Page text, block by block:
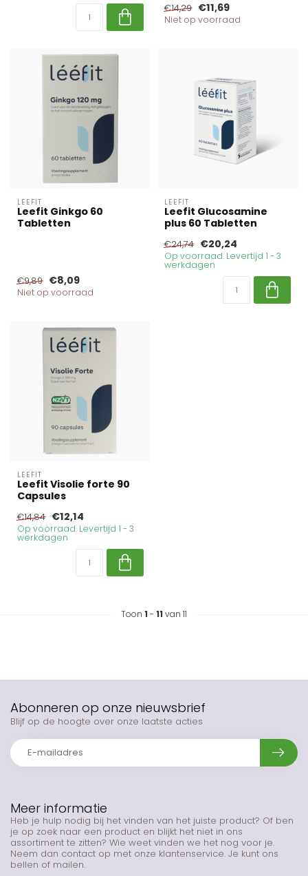
€14,29 €11,69
Niet op voorraad
LEEFIT
Leefit Ginkgo 60
Tabletten
€9,89 €8,09
Niet op voorraad
LEEFIT
Leefit Glucosamine
plus 60 Tabletten
€24,74 €20,24
Op voorraad. Levertijd 1 - 3
werkdagen
LEEFIT
Leefit Visolie forte 90
Capsules
€14,84 €12,14
Op voorraad. Levertijd 1 - 3
werkdagen
Toon 1 - 11 van 11
Meer informatie
Heb je hulp nodig bij het vinden van het juiste product? Of ben
je op zoek naar een product en blijkt het niet in ons
assortiment te zitten? Wie weet vinden we het nog voor je.
Neem dan contact op met onze klantenservice. Je kunt ons
bellen of mailen.
Abonneren op onze nieuwsbrief
Blijf op de hoogte over onze laatste acties